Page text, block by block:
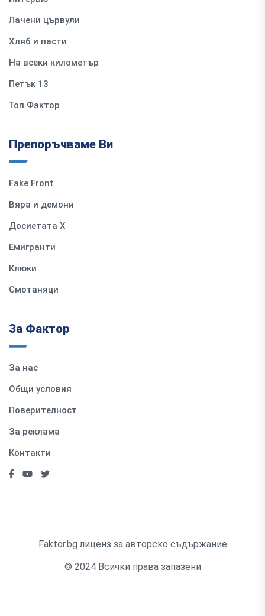
Лачени цървули
Хляб и пасти
На всеки километър
Петък 13
Топ Фактор
Препоръчваме Ви
Fake Front
Вяра и демони
Досиетата Х
Емигранти
Клюки
Смотаняци
За Фактор
За нас
Общи условия
Поверителност
За реклама
Контакти
Faktor.bg лиценз за авторско съдържание
© 2024 Всички права запазени